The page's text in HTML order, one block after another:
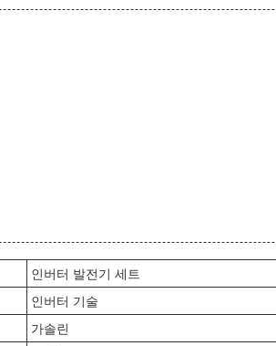
인버터 발전기 세트
인버터 기술
가솔린